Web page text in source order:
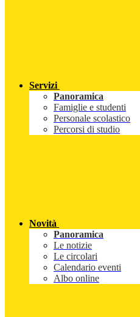
Servizi
Panoramica
Famiglie e studenti
Personale scolastico
Percorsi di studio
Novità
Panoramica
Le notizie
Le circolari
Calendario eventi
Albo online